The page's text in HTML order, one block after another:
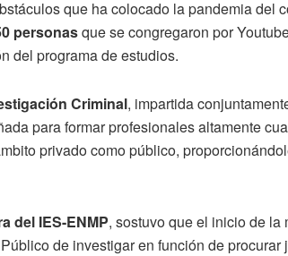
que ha colocado la pandemia del
personasque se congregaron por
del programa de estudios.
Criminal, impartida
para formar profesionales altamente
privado como público,
del IES-ENMP, sostuvo que el inicio de la
de investigar en función de